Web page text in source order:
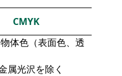
CMYK
物体色（表面色、透
属光沢を除く